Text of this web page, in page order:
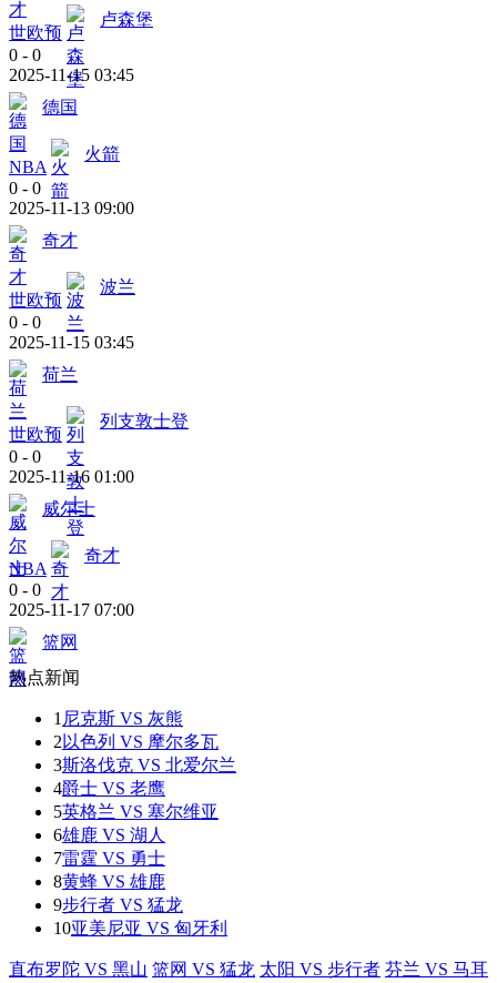
世欧预
卢森堡
0 - 0
2025-11-15 03:45
德国
NBA
火箭
0 - 0
2025-11-13 09:00
奇才
世欧预
波兰
0 - 0
2025-11-15 03:45
荷兰
世欧预
列支敦士登
0 - 0
2025-11-16 01:00
威尔士
NBA
奇才
0 - 0
2025-11-17 07:00
篮网
热点新闻
1 尼克斯 VS 灰熊
2 以色列 VS 摩尔多瓦
3斯洛伐克 VS 北爱尔兰
4爵士 VS 老鹰
5英格兰 VS 塞尔维亚
6雄鹿 VS 湖人
7雷霆 VS 勇士
8黄蜂 VS 雄鹿
9步行者 VS 猛龙
10亚美尼亚 VS 匈牙利
直布罗陀 VS 黑山 篮网 VS 猛龙 太阳 VS 步行者 芬兰 VS 马耳